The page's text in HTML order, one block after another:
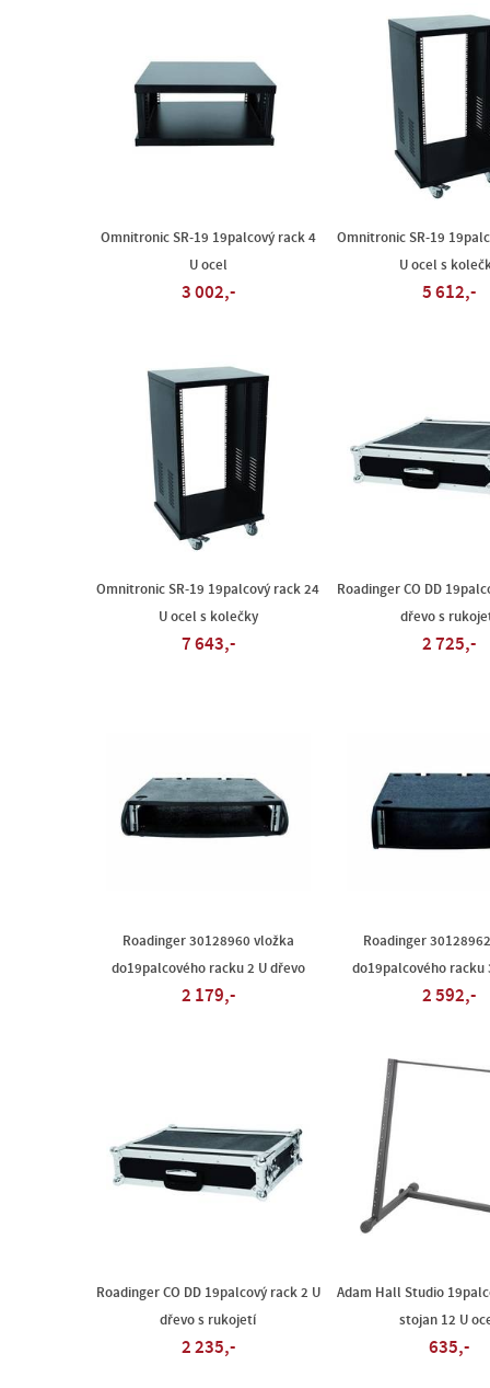
Omnitronic SR-19 19palcový rack 4
U ocel
3 002,-
Omnitronic SR-19
U ocel s
5 612,-
Omnitronic SR-19 19palcový rack 24
U ocel s kolečky
7 643,-
Roadinger CO DD
dřevo s
2 725,-
Roadinger 30128960 vložka
do19palcového racku 2 U dřevo
2 179,-
Roadinger
do19palcového racku
2 592,-
Roadinger CO DD 19palcový rack 2 U
dřevo s rukojetí
2 235,-
Adam Hall Studio
stojan 12 U
635,-